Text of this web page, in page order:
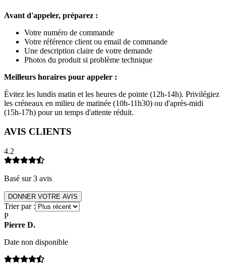
Avant d'appeler, préparez :
Votre numéro de commande
Votre référence client ou email de commande
Une description claire de votre demande
Photos du produit si problème technique
Meilleurs horaires pour appeler :
Évitez les lundis matin et les heures de pointe (12h-14h). Privilégiez
les créneaux en milieu de matinée (10h-11h30) ou d'après-midi
(15h-17h) pour un temps d'attente réduit.
AVIS CLIENTS
4.2
Basé sur3 avis
DONNER VOTRE AVIS
Trier par :
P
Pierre D.
Date non disponible